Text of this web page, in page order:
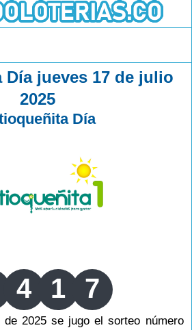
jueves 17 de julio
2025
Día
4 1 7
2025 se jugo el sorteo número